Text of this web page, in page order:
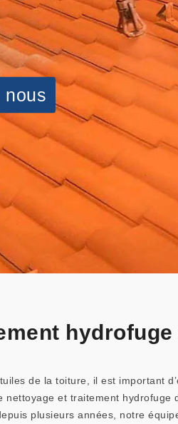
nous
de la toiture, il est important
nettoyage et traitement
plusieurs années, notre